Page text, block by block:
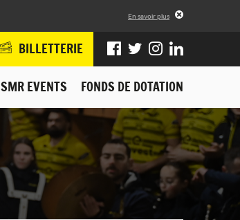
En savoir plus
SMR EVENTS FONDS DE DOTATION
BILLETTERIE